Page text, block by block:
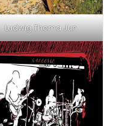
Ludwig Thoma Jun